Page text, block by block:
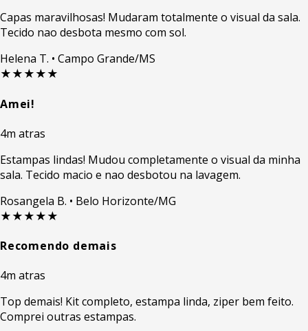
Capas maravilhosas! Mudaram totalmente o visual da sala.
Tecido nao desbota mesmo com sol.
Helena T. • Campo Grande/MS
★★★★★
Amei!
4m atras
Estampas lindas! Mudou completamente o visual da minha
sala. Tecido macio e nao desbotou na lavagem.
Rosangela B. • Belo Horizonte/MG
★★★★★
Recomendo demais
4m atras
Top demais! Kit completo, estampa linda, ziper bem feito.
Comprei outras estampas.